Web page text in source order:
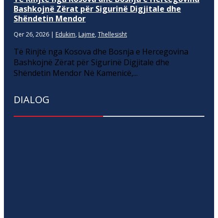
Bashkojnë Zërat për Sigurinë Digjitale dhe
Shëndetin Mendor
Qer 26, 2026 | Edukim, Lajme, Thellesisht
Të Rinjtë nga Kosova dhe Bosnja e Hercegovina
Bashkojnë Zërat për Sigurinë Digjitale dhe
Shëndetin Mendor Në Kamenicë,...
DIALOG